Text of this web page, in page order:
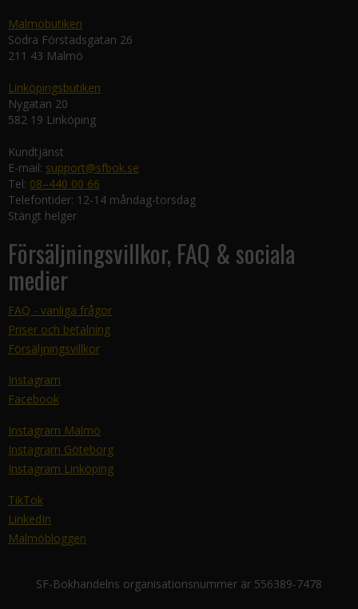
Malmöbutiken
Södra Förstadsgatan 26
211 43 Malmö
Linköpingsbutiken
Nygatan 20
582 19 Linköping
Kundtjänst
E-mail: support@sfbok.se
Tel: 08–440 00 66
Telefontider: 12-14 måndag-torsdag
Stängt helger
Försäljningsvillkor, FAQ & sociala
medier
FAQ - vanliga frågor
Priser och betalning
Försäljningsvillkor
Instagram
Facebook
Instagram Malmö
Instagram Göteborg
Instagram Linköping
TikTok
LinkedIn
Malmöbloggen
SF-Bokhandelns organisationsnummer är 556389-7478